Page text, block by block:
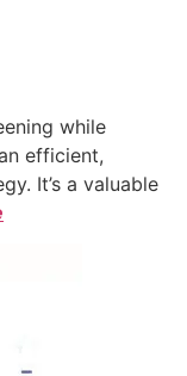
while
efficient,
It’s a valuable